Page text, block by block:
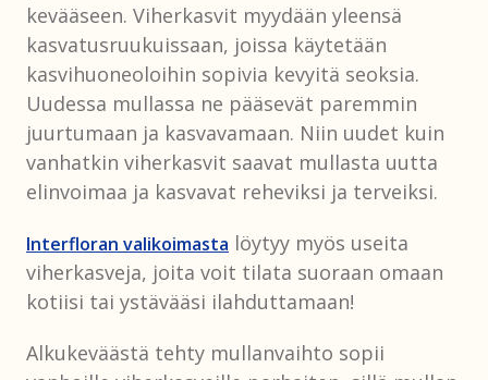
kevääseen. Viherkasvit myydään yleensä
kasvatusruukuissaan, joissa käytetään
kasvihuoneoloihin sopivia kevyitä seoksia.
Uudessa mullassa ne pääsevät paremmin
juurtumaan ja kasvavamaan. Niin uudet kuin
vanhatkin viherkasvit saavat mullasta uutta
elinvoimaa ja kasvavat reheviksi ja terveiksi.
Interfloran valikoimasta löytyy myös useita
viherkasveja, joita voit tilata suoraan omaan
kotiisi tai ystävääsi ilahduttamaan!
Alkukeväästä tehty mullanvaihto sopii